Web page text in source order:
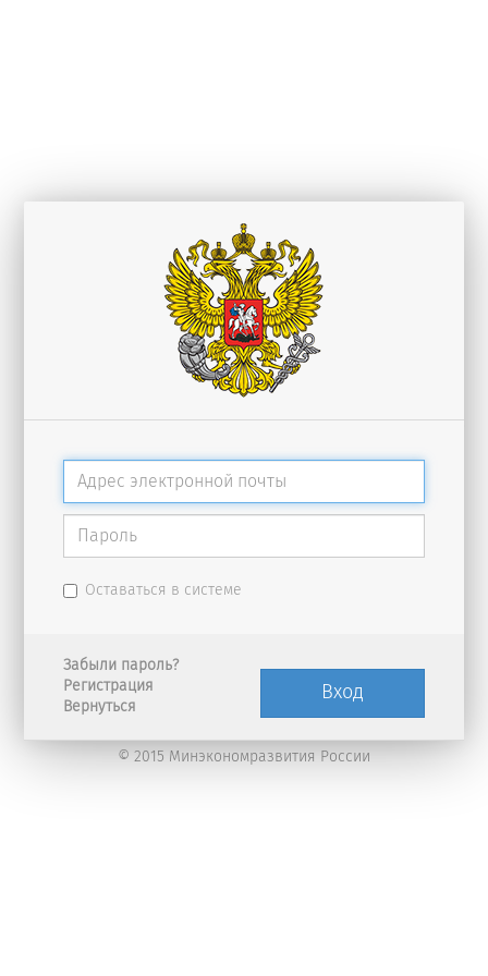
Оставаться в системе
Забыли пароль?
Регистрация
Вернуться
Вход
© 2015 Минэкономразвития России